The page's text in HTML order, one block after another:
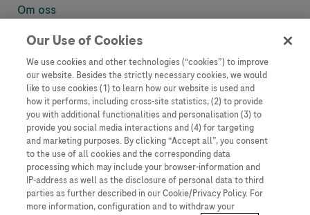
Om oss
Denne nettsiden inneholder informasjon som er målsatt til en stor
informasjon som ellers ikke er tilgjengelig eller gyldig i ditt land.
Vennligst vær oppmerksom på at vi ikke tar noe ansvar for tilgang til
informasjon som muligens ikke er i samsvar med noen gyldig juridisk
prosess, regulering, registrering eller bruk i bostedslandet ditt.
Roche har ikke alltid mulighet til å kvalitetssikre andres innlegg, men
vil fjerne villedende eller upassende innlegg så langt det lar seg gjøre.
Vi har ikke ansvar for innhold på eksterne nettsider som det lenkes til.
Kopiering av materiale fra dette nettstedet for bruk annet sted er ikke
tillatt uten avtale. Nettstedet selger plass til annonsører, og slikt
innhold er merket.
Our Use of Cookies
We use cookies and other technologies (“cookies”) to improve
our website. Besides the strictly necessary cookies, we would
like to use cookies (1) to learn how our website is used and
how it performs, including cross-site statistics, (2) to provide
you with additional functionalities and personalisation (3) to
provide you social media interactions and (4) for targeting
and marketing purposes. By clicking “Accept all”, you consent
to the use of all cookies and the corresponding data
processing which may include your browser-information and
IP-address as well as the disclosure of personal data to third
parties as further described in our Cookie/Privacy Policy. For
more information, configuration and to withdraw your